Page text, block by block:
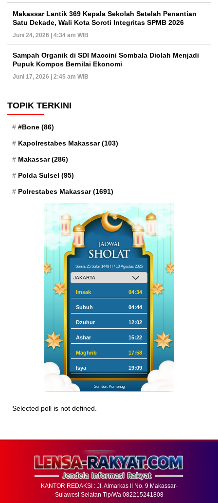
Makassar Lantik 369 Kepala Sekolah Setelah Penantian
Satu Dekade, Wali Kota Soroti Integritas SPMB 2026
Juni 24, 2026 | 4:34 am WIB
Sampah Organik di SDI Maccini Sombala Diolah Menjadi
Pupuk Kompos Bernilai Ekonomi
Juni 17, 2026 | 2:45 am WIB
TOPIK TERKINI
#Bone (86)
Kapolrestabes Makassar(103)
Makassar(286)
Polda Sulsel (95)
Polrestabes Makassar(1691)
Senin, 25 Safar 1448 H / 10 Agustus 2026
Imsak 04:34
Subuh 04:44
Dzuhur 12:02
Ashar 15:22
Maghrib 17:58
Isya 19:09
Sumber: Kemenag
Selected poll is not defined.
KANTOR REDAKSI : Jl. Almarkas II No. 9 Makassar-
Sulawesi Selatan Tlp/Wa 082215241808